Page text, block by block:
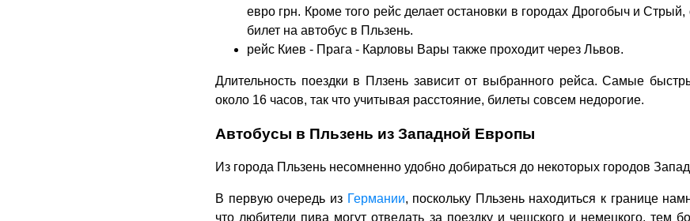
евро грн. Кроме того рейс делает остановки в городах Дрогобыч и Стрый,
билет на автобус в Пльзень.
рейс Киев - Прага - Карловы Вары также проходит через Львов.
Длительность поездки в Плзень зависит от выбранного рейса. Самые
около 16 часов, так что учитывая расстояние, билеты совсем недорогие.
Автобусы в Пльзень из Западной Европы
Из города Пльзень несомненно удобно добираться до некоторых городов
В первую очередь из Германии, поскольку Пльзень находиться к границе
что любители пива могут отведать за поездку и чешского и немецкого, тем